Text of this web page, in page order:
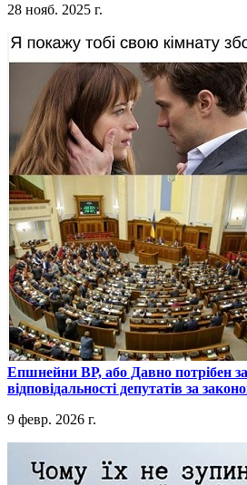
28 нояб. 2025 г.
​Епшнейни ВР, або Давно потрібен
відповідальності депутатів за
9 февр. 2026 г.